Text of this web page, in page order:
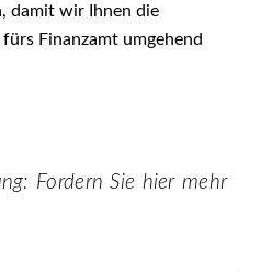
damit wir Ihnen die
Finanzamt umgehend
Fordern Sie hier mehr